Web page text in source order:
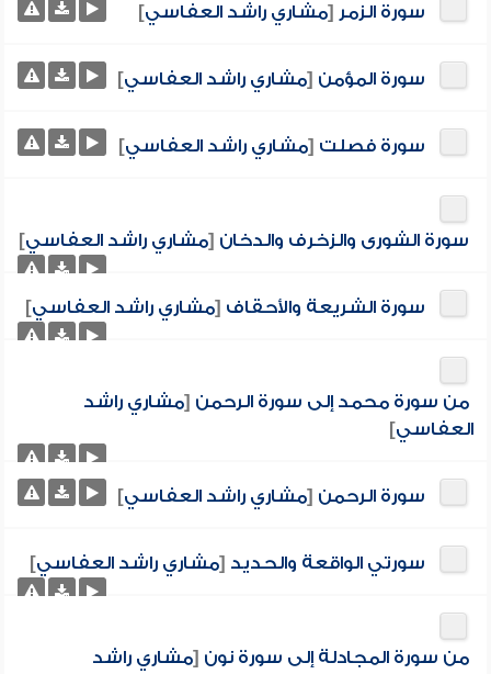
سورة الزمر [مشاري راشد العفاسي]
سورة المؤمن [مشاري راشد العفاسي]
سورة فصلت [مشاري راشد العفاسي]
سورة الشورى والزخرف والدخان [مشاري راشد العفاسي]
سورة الشريعة والأحقاف [مشاري راشد العفاسي]
من سورة محمد إلى سورة الرحمن [مشاري راشد
العفاسي]
سورة الرحمن [مشاري راشد العفاسي]
سورتي الواقعة والحديد [مشاري راشد العفاسي]
من سورة المجادلة إلى سورة نون [مشاري راشد